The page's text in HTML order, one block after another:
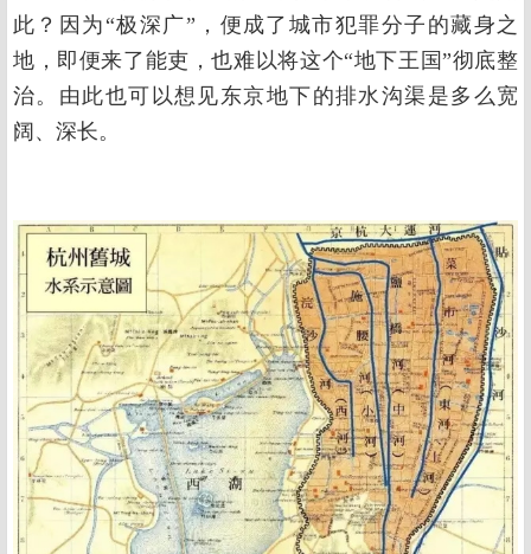
此？因为“极深广”，便成了城市犯罪分子的藏身之
地，即便来了能吏，也难以将这个“地下王国”彻底整
治。由此也可以想见东京地下的排水沟渠是多么宽
阔、深长。